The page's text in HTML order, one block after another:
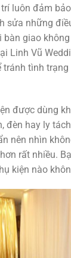
luôn đảm
sửa những
bàn giao
Linh Vũ
tình trạng
được dùng
đèn hay ly
nên nhìn
rất nhiều.
kiện nào